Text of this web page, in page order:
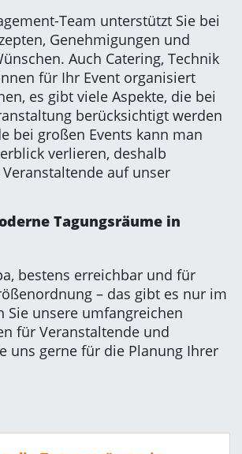
Team unterstützt Sie bei
Genehmigungen und
Auch Catering, Technik
für Ihr Event organisiert
es gibt viele Aspekte, die bei
berücksichtigt werden
bei großen Events kann man
verlieren, deshalb
auf unser
Tagungsräume in
bestens erreichbar und für
– das gibt es nur im
Sie unsere umfangreichen
für Veranstaltende und
uns gerne für die Planung Ihrer